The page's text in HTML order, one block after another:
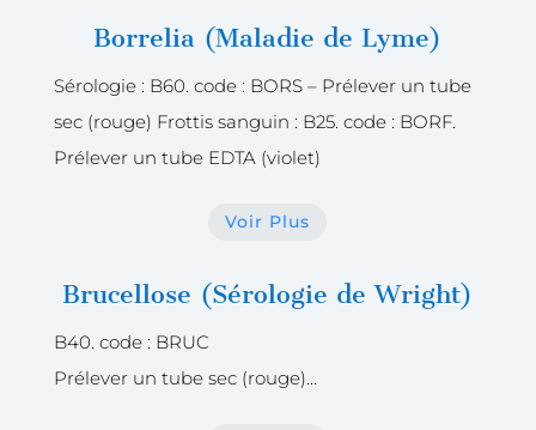
Borrelia (Maladie de Lyme)
Sérologie : B60. code : BORS – Prélever un tube
sec (rouge) Frottis sanguin : B25. code : BORF.
Prélever un tube EDTA (violet)
Voir Plus
Brucellose (Sérologie de Wright)
B40. code : BRUC
Prélever un tube sec (rouge)…